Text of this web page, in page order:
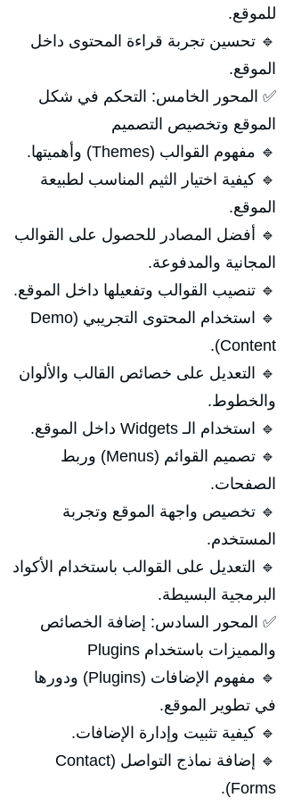
للموقع.
🔹 تحسين تجربة قراءة المحتوى داخل
الموقع.
✅ المحور الخامس: التحكم في شكل
الموقع وتخصيص التصميم
🔹 مفهوم القوالب (Themes) وأهميتها.
🔹 كيفية اختيار الثيم المناسب لطبيعة
الموقع.
🔹 أفضل المصادر للحصول على القوالب
المجانية والمدفوعة.
🔹 تنصيب القوالب وتفعيلها داخل الموقع.
🔹 استخدام المحتوى التجريبي (Demo
Content).
🔹 التعديل على خصائص القالب والألوان
والخطوط.
🔹 استخدام الـ Widgets داخل الموقع.
🔹 تصميم القوائم (Menus) وربط
الصفحات.
🔹 تخصيص واجهة الموقع وتجربة
المستخدم.
🔹 التعديل على القوالب باستخدام الأكواد
البرمجية البسيطة.
✅ المحور السادس: إضافة الخصائص
والمميزات باستخدام Plugins
🔹 مفهوم الإضافات (Plugins) ودورها
في تطوير الموقع.
🔹 كيفية تثبيت وإدارة الإضافات.
🔹 إضافة نماذج التواصل (Contact
Forms).